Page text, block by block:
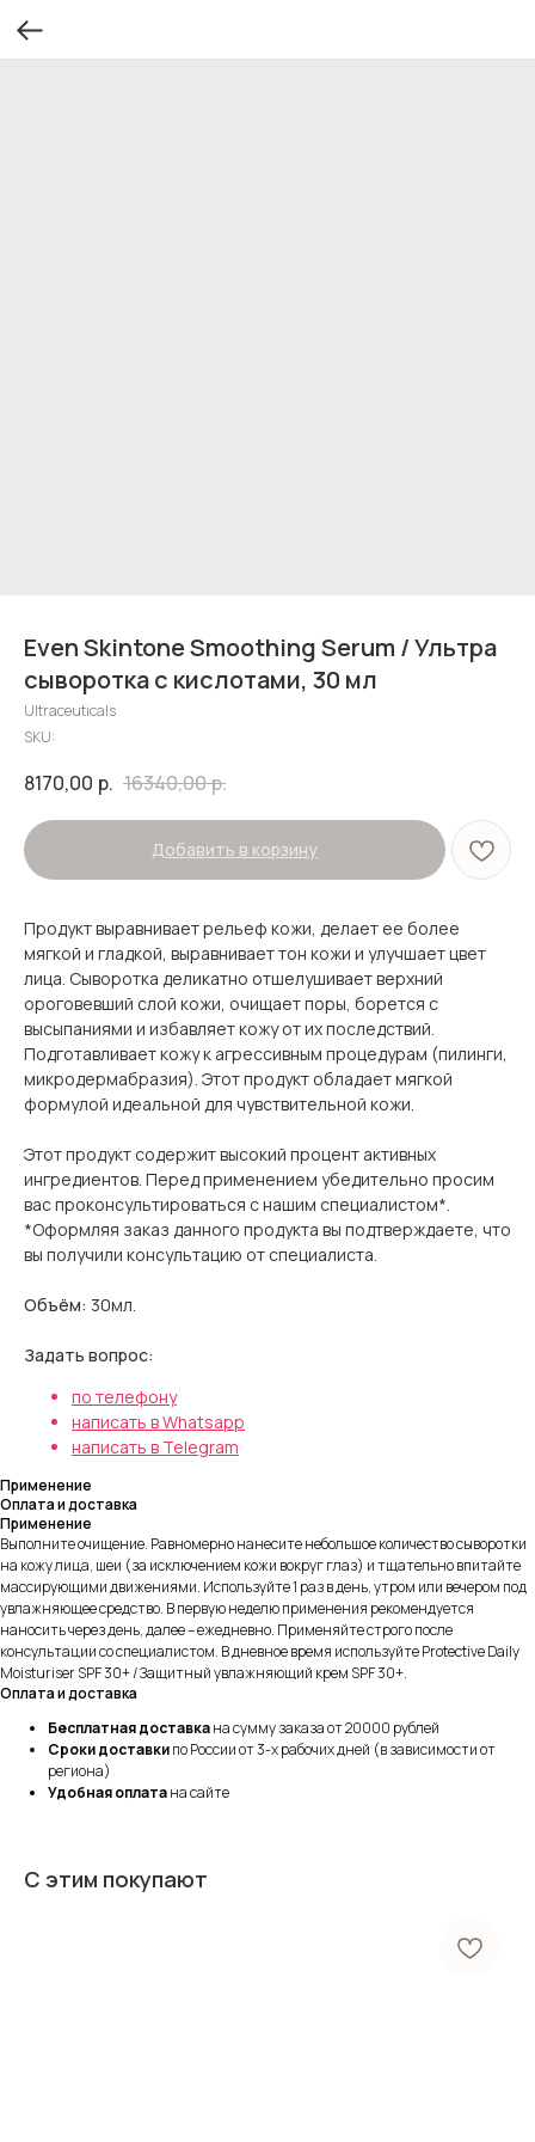
Even Skintone Smoothing Serum / Ультра
сыворотка с кислотами, 30 мл
Ultraceuticals
SKU:
8170,00 р. 16340,00р.
Добавить в корзину
Продукт выравнивает рельеф кожи, делает ее более
мягкой и гладкой, выравнивает тон кожи и улучшает цвет
лица. Сыворотка деликатно отшелушивает верхний
ороговевший слой кожи, очищает поры, борется с
высыпаниями и избавляет кожу от их последствий.
Подготавливает кожу к агрессивным процедурам (пилинги,
микродермабразия). Этот продукт обладает мягкой
формулой идеальной для чувствительной кожи.
Этот продукт содержит высокий процент активных
ингредиентов. Перед применением убедительно просим
вас проконсультироваться с нашим специалистом*.
*Оформляя заказ данного продукта вы подтверждаете, что
вы получили консультацию от специалиста.
Объём: 30мл.
Задать вопрос:
по телефону
написать в Whatsapp
написать в Telegram
Применение
Оплата и доставка
Применение
Выполните очищение. Равномерно нанесите небольшое количество сыворотки
на кожу лица, шеи (за исключением кожи вокруг глаз) и тщательно впитайте
массирующими движениями. Используйте 1 раз в день, утром или вечером под
увлажняющее средство. В первую неделю применения рекомендуется
наносить через день, далее – ежедневно. Применяйте строго после
консультации со специалистом. В дневное время используйте Protective Daily
Moisturiser SPF 30+ / Защитный увлажняющий крем SPF 30+.
Оплата и доставка
Бесплатная доставкана сумму заказа от 20000 рублей
Сроки доставкипо России от 3-х рабочих дней (в зависимости от
региона)
Удобная оплатана сайте
С этим покупают